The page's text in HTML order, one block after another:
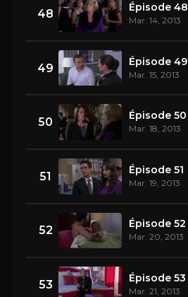
48 Épisode 48
Mar. 14, 2013
49 Épisode 49
Mar. 15, 2013
50 Épisode 50
Mar. 18, 2013
51 Épisode 51
Mar. 19, 2013
52 Épisode 52
Mar. 20, 2013
53 Épisode 53
Mar. 21, 2013